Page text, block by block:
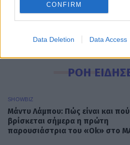
CONFIRM
Data Deletion Data Access
Eurovision 2026 τελικός
ΡΟΗ
SHOWBIZ
Μάντυ Λάμπου: Πώς είναι και πού
βρίσκεται σήμερα η πρώτη
παρουσιάστρια του «Ok» στο